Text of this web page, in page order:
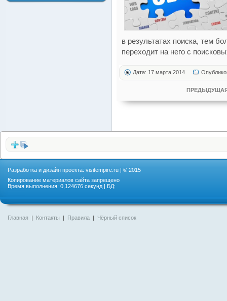
в результатах поиска, тем
переходит на него с
Дата: 17 марта 2014
Разработка и дизайн проекта: visitempire.ru | © 2015
Копирование материалов сайта запрещено
Время выполнения: 0,124676 секунд | БД:
Главная | Контакты | Правила | Чёрный список